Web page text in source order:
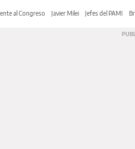
al Congreso Javier Milei Jefes del PAMI